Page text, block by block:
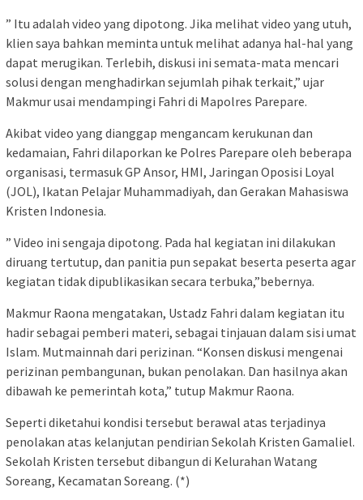
” Itu adalah video yang dipotong. Jika melihat video yang utuh,
klien saya bahkan meminta untuk melihat adanya hal-hal yang
dapat merugikan. Terlebih, diskusi ini semata-mata mencari
solusi dengan menghadirkan sejumlah pihak terkait,” ujar
Makmur usai mendampingi Fahri di Mapolres Parepare.
Akibat video yang dianggap mengancam kerukunan dan
kedamaian, Fahri dilaporkan ke Polres Parepare oleh beberapa
organisasi, termasuk GP Ansor, HMI, Jaringan Oposisi Loyal
(JOL), Ikatan Pelajar Muhammadiyah, dan Gerakan Mahasiswa
Kristen Indonesia.
” Video ini sengaja dipotong. Pada hal kegiatan ini dilakukan
diruang tertutup, dan panitia pun sepakat beserta peserta agar
kegiatan tidak dipublikasikan secara terbuka,”bebernya.
Makmur Raona mengatakan, Ustadz Fahri dalam kegiatan itu
hadir sebagai pemberi materi, sebagai tinjauan dalam sisi umat
Islam. Mutmainnah dari perizinan. “Konsen diskusi mengenai
perizinan pembangunan, bukan penolakan. Dan hasilnya akan
dibawah ke pemerintah kota,” tutup Makmur Raona.
Seperti diketahui kondisi tersebut berawal atas terjadinya
penolakan atas kelanjutan pendirian Sekolah Kristen Gamaliel.
Sekolah Kristen tersebut dibangun di Kelurahan Watang
Soreang, Kecamatan Soreang. (*)